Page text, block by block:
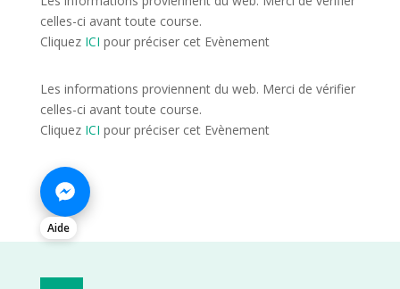
celles-ci avant toute course.
Cliquez ICI pour préciser cet Evènement
Les informations proviennent du web. Merci de vérifier
celles-ci avant toute course.
Cliquez ICI pour préciser cet Evènement
Aide